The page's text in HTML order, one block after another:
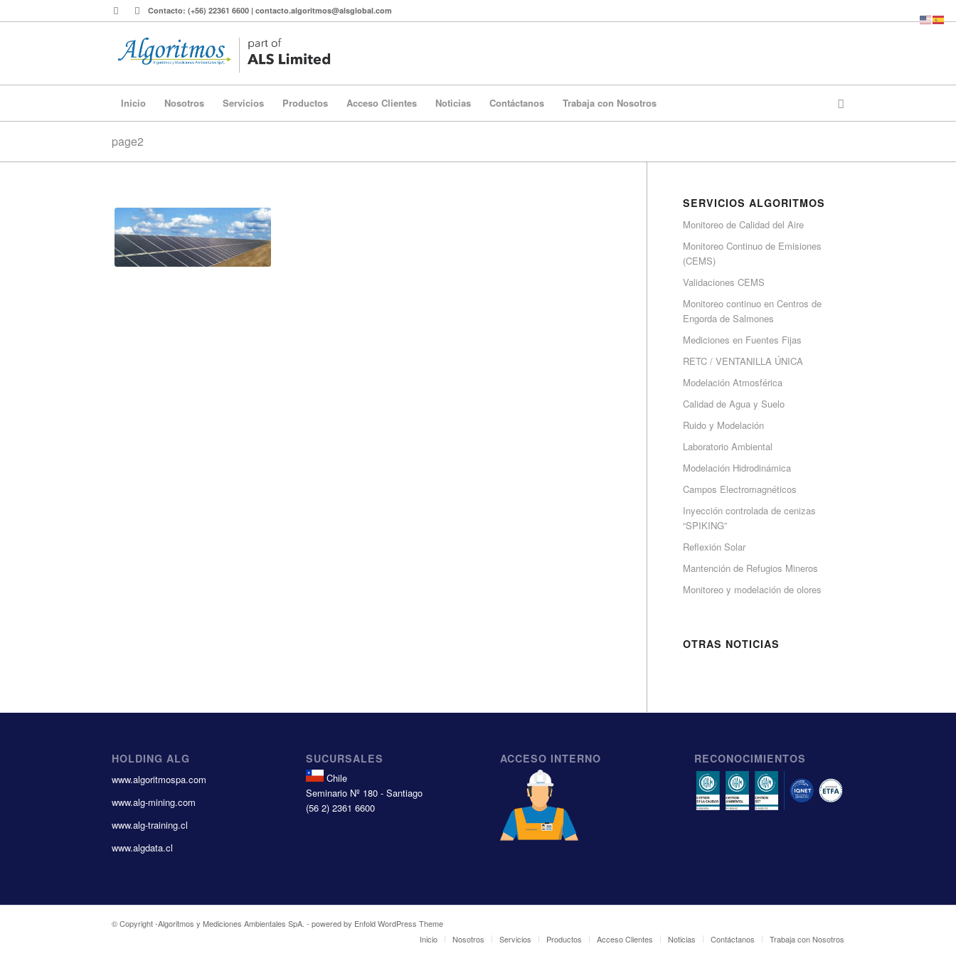
Contacto: (+56) 22361 6600 | contacto.algoritmos@alsglobal.com
Inicio Nosotros Servicios Productos Acceso Clientes Noticias Contáctanos Trabaja con Nosotros
page2
SERVICIOS ALGORITMOS
Monitoreo de Calidad del Aire
Monitoreo Continuo de Emisiones
(CEMS)
Validaciones CEMS
Monitoreo continuo en Centros de
Engorda de Salmones
Mediciones en Fuentes Fijas
RETC / VENTANILLA ÚNICA
Modelación Atmosférica
Calidad de Agua y Suelo
Ruido y Modelación
Laboratorio Ambiental
Modelación Hidrodinámica
Campos Electromagnéticos
Inyección controlada de cenizas
“SPIKING”
Reflexión Solar
Mantención de Refugios Mineros
Monitoreo y modelación de olores
OTRAS NOTICIAS
HOLDING ALG
www.algoritmospa.com
www.alg-mining.com
www.alg-training.cl
www.algdata.cl
SUCURSALES
Chile
Seminario Nº 180 - Santiago
(56 2) 2361 6600
ACCESO INTERNO RECONOCIMIENTOS
© Copyright -Algoritmos y Mediciones Ambientales SpA. - powered by Enfold WordPress Theme
Inicio
Nosotros Servicios Productos Acceso Clientes Noticias Contáctanos Trabaja con Nosotros